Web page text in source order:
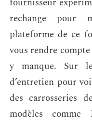
rechange pour
plateforme de ce
vous rendre
y manque. Sur
d’entretien pour
des carrosseries
modèles comme